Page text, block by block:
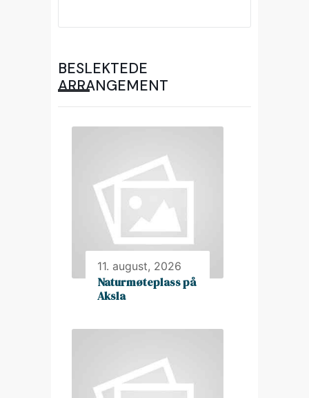
BESLEKTEDE
ARRANGEMENT
11. august, 2026
Naturmøteplass på
Aksla